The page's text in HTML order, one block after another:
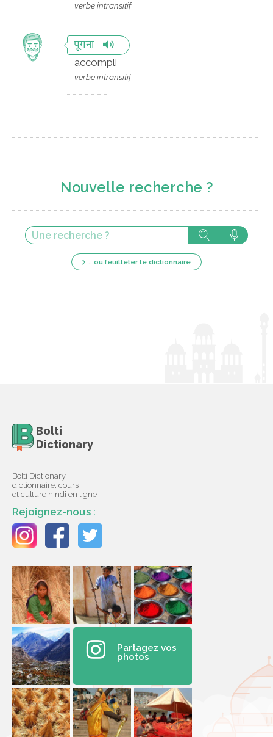
verbe intransitif
पूगना
accompli
verbe intransitif
Nouvelle recherche ?
...ou feuilleter le dictionnaire
Bolti
Dictionary
Bolti Dictionary,
dictionnaire, cours
et culture hindi en ligne
Rejoignez-nous :
Partagez vos
photos